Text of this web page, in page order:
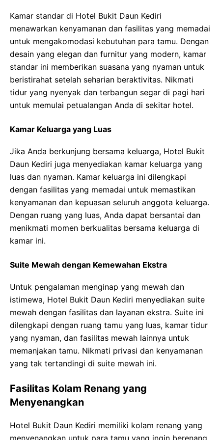
Kamar standar di Hotel Bukit Daun Kediri
menawarkan kenyamanan dan fasilitas yang memadai
untuk mengakomodasi kebutuhan para tamu. Dengan
desain yang elegan dan furnitur yang modern, kamar
standar ini memberikan suasana yang nyaman untuk
beristirahat setelah seharian beraktivitas. Nikmati
tidur yang nyenyak dan terbangun segar di pagi hari
untuk memulai petualangan Anda di sekitar hotel.
Kamar Keluarga yang Luas
Jika Anda berkunjung bersama keluarga, Hotel Bukit
Daun Kediri juga menyediakan kamar keluarga yang
luas dan nyaman. Kamar keluarga ini dilengkapi
dengan fasilitas yang memadai untuk memastikan
kenyamanan dan kepuasan seluruh anggota keluarga.
Dengan ruang yang luas, Anda dapat bersantai dan
menikmati momen berkualitas bersama keluarga di
kamar ini.
Suite Mewah dengan Kemewahan Ekstra
Untuk pengalaman menginap yang mewah dan
istimewa, Hotel Bukit Daun Kediri menyediakan suite
mewah dengan fasilitas dan layanan ekstra. Suite ini
dilengkapi dengan ruang tamu yang luas, kamar tidur
yang nyaman, dan fasilitas mewah lainnya untuk
memanjakan tamu. Nikmati privasi dan kenyamanan
yang tak tertandingi di suite mewah ini.
Fasilitas Kolam Renang yang
Menyenangkan
Hotel Bukit Daun Kediri memiliki kolam renang yang
menyenangkan untuk para tamu yang ingin berenang